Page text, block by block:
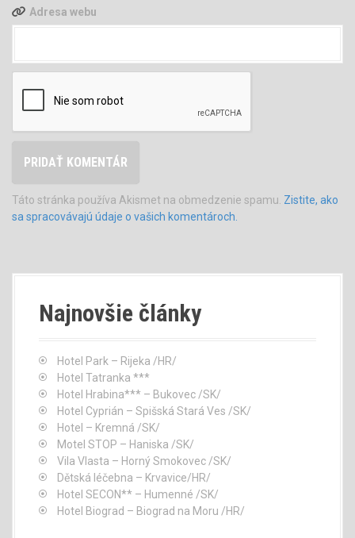
Adresa webu
Táto stránka používa Akismet na obmedzenie spamu. Zistite, ako
sa spracovávajú údaje o vašich komentároch.
Najnovšie články
Hotel Park – Rijeka /HR/
Hotel Tatranka ***
Hotel Hrabina*** – Bukovec /SK/
Hotel Cyprián – Spišská Stará Ves /SK/
Hotel – Kremná /SK/
Motel STOP – Haniska /SK/
Vila Vlasta – Horný Smokovec /SK/
Dětská léčebna – Krvavice/HR/
Hotel SECON** – Humenné /SK/
Hotel Biograd – Biograd na Moru /HR/